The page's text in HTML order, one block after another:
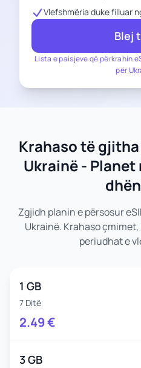
Lista e paisjeve që përkrahin
për
Vlefshmëria duke filluar
Blej
Krahaso të
Ukrainë -
Zgjidh planin e përsosur
Ukrainë. Krahaso
periudhat e
1 GB
7 Ditë
2.49€
3 GB